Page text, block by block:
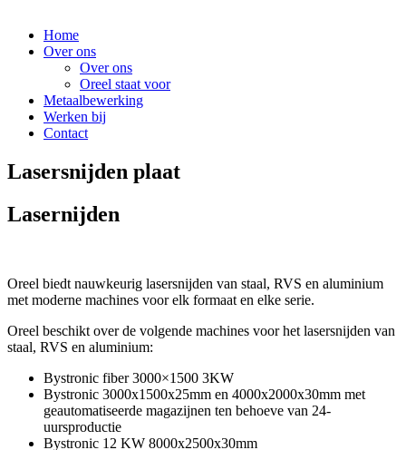
Home
Over ons
Over ons
Oreel staat voor
Metaalbewerking
Werken bij
Contact
Lasersnijden plaat
Lasernijden
Oreel biedt nauwkeurig lasersnijden van staal, RVS en aluminium
met moderne machines voor elk formaat en elke serie.
Oreel beschikt over de volgende machines voor het lasersnijden van
staal, RVS en aluminium:
Bystronic fiber 3000×1500 3KW
Bystronic 3000x1500x25mm en 4000x2000x30mm met
geautomatiseerde magazijnen ten behoeve van 24-
uursproductie
Bystronic 12 KW 8000x2500x30mm